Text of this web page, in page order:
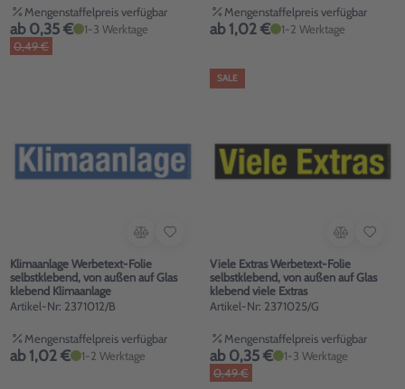
Mengenstaffelpreis verfügbar
ab 0,35 €
1-3 Werktage
0,49 €
Mengenstaffelpreis verfügbar
ab 1,02 € 1-2 Werktage
Klimaanlage Werbetext-Folie
selbstklebend, von außen auf Glas
klebend Klimaanlage
Artikel-Nr: 2371012/B
Mengenstaffelpreis verfügbar
ab 1,02 € 1-2 Werktage
SALE
Viele Extras Werbetext-Folie
selbstklebend, von außen auf Glas
klebend viele Extras
Artikel-Nr: 2371025/G
Mengenstaffelpreis verfügbar
ab 0,35 €
1-3 Werktage
0,49 €